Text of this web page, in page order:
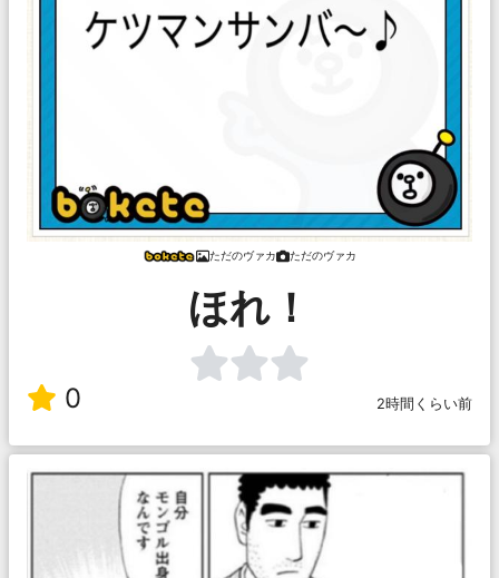
ただのヴァカ ただのヴァカ
ほれ！
0 2時間くらい前